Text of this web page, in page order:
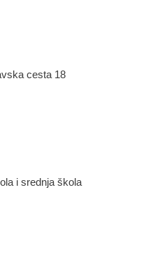
cesta 18
i srednja škola